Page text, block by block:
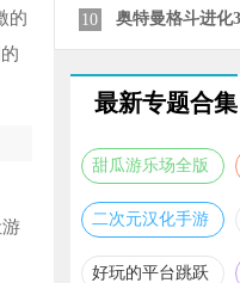
的
20 暗区突围
最新专题合集
甜瓜游乐场全版
本合集
二次元汉化手游
推荐
好玩的平台跳跃